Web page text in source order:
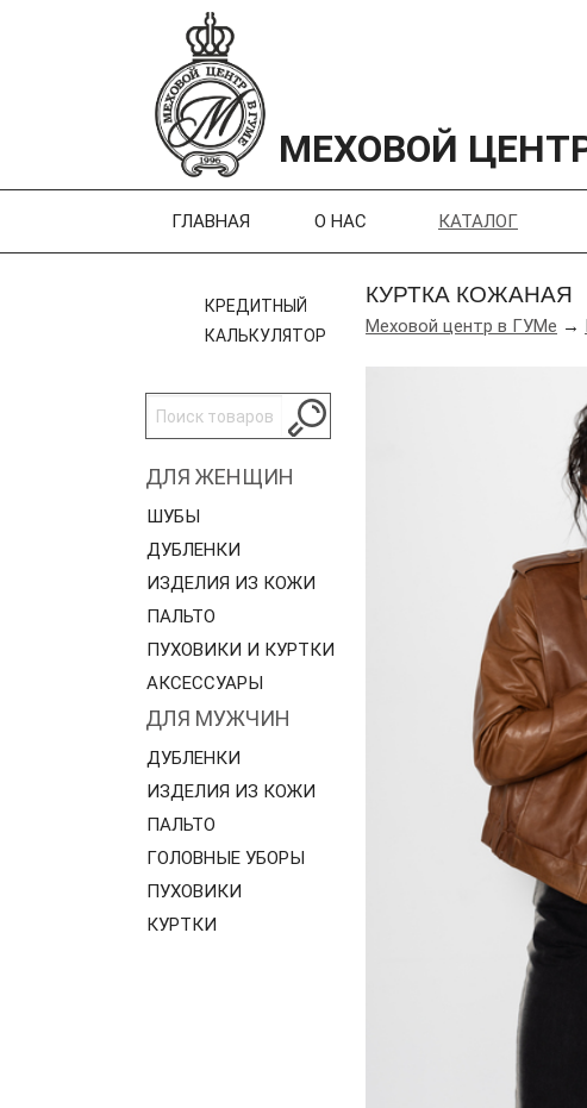
МЕХОВОЙ
ГЛАВНАЯ О НАС КАТАЛОГ
КРЕДИТНЫЙ
КАЛЬКУЛЯТОР
ДЛЯ ЖЕНЩИН
ШУБЫ
ДУБЛЕНКИ
ИЗДЕЛИЯ ИЗ КОЖИ
ПАЛЬТО
ПУХОВИКИ И КУРТКИ
АКСЕССУАРЫ
ДЛЯ МУЖЧИН
ДУБЛЕНКИ
ИЗДЕЛИЯ ИЗ КОЖИ
ПАЛЬТО
ГОЛОВНЫЕ УБОРЫ
ПУХОВИКИ
КУРТКИ
КУРТКА КОЖАНАЯ
Меховой центр в ГУМе →